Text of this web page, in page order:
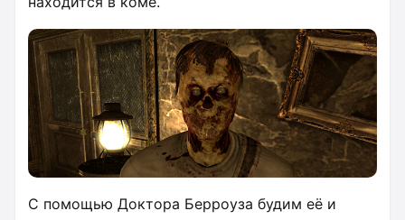
С помощью Доктора Берроуза будим её и